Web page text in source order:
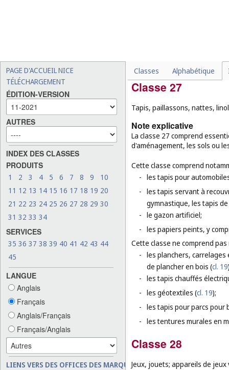
PAGE D'ACCUEIL NICE
TÉLÉCHARGEMENT
ÉDITION-VERSION
AUTRES
INDEX DES CLASSES
PRODUITS
1 2 3 4 5 6 7 8 9
10
11 12 13 14 15 16 17 18 19 20
21 22 23 24 25 26 27 28 29 30
31 32 33 34
SERVICES
35 36 37 38 39 40 41 42 43 44
45
LANGUE
Anglais
Français
Anglais/Français
Français/Anglais
LIENS VERS DES OFFICES DES MARQUES
Classes Alphabétique
les arbres de Noël en
Classe 27
Tapis, paillassons, nattes,
Note explicative
La classe 27 comprend
d'aménagement, les sols ou
Cette classe comprend
- les tapis pour
- les tapis servant à
gymnastique, les tapis
- le gazon artificiel;
- les papiers peints, y
Cette classe ne comprend
- les planchers,
de plancher en bois (cl. 19
- les tapis chauffés
- les géotextiles (cl. 19);
- les tapis pour parcs pour
- les tentures murales en
Classe 28
Jeux, jouets; appareils de